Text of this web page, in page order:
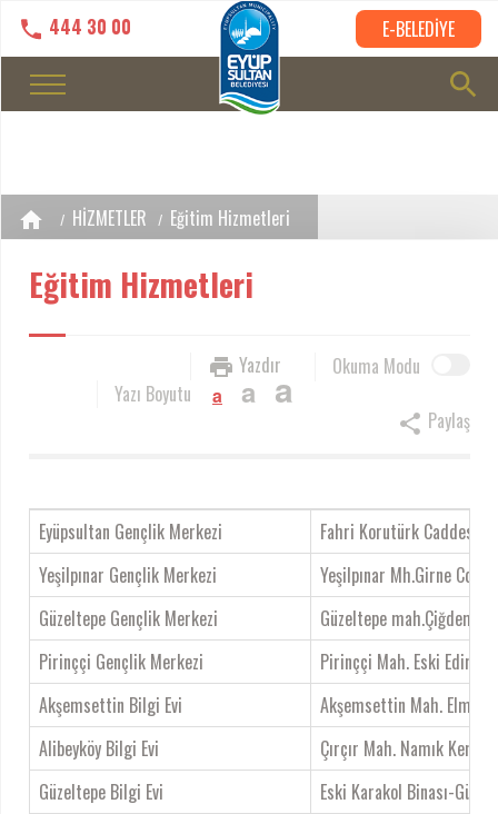
444 30 00 E-BELEDİYE
HİZMETLER Eğitim Hizmetleri
Eğitim Hizmetleri
Okuma Modu
Yazdır
Yazı Boyutu
a a a
Paylaş
Eyüpsultan Gençlik Merkezi
Fahri Korutürk Caddesi
Yeşilpınar Gençlik Merkezi
Yeşilpınar Mh.Girne Cd.
Güzeltepe Gençlik Merkezi
Güzeltepe mah.Çiğdem
Pirinççi Gençlik Merkezi
Pirinççi Mah. Eski Edirne
Akşemsettin Bilgi Evi
Akşemsettin Mah. Elmas
Alibeyköy Bilgi Evi
Çırçır Mah. Namık
Güzeltepe Bilgi Evi
Eski Karakol Binası-